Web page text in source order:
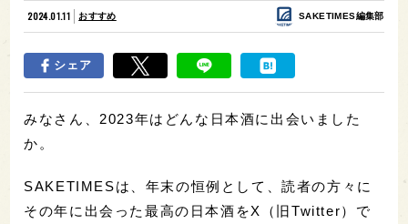
2024.01.11 おすすめ SAKETIMES編集部
シェア
みなさん、2023年はどんな日本酒に出会いました
か。
SAKETIMESは、年末の恒例として、読者の方々に
その年に出会った最高の日本酒をX（旧Twitter）で